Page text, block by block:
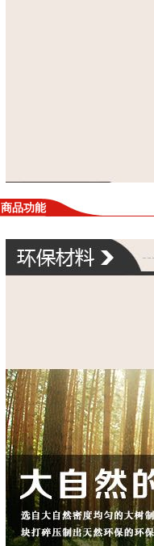
商品功能